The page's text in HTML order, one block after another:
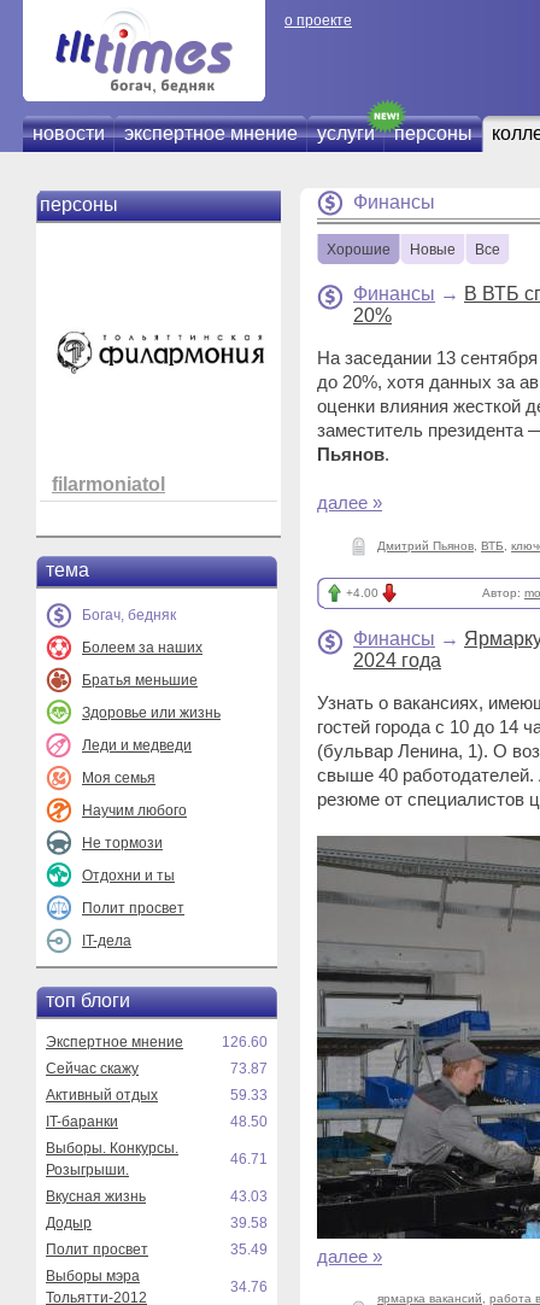
о проекте
новости экспертное мнение услуги персоны
персоны
filarmoniatol
тема
Богач, бедняк
Болеем за наших
Братья меньшие
Здоровье или жизнь
Леди и медведи
Моя семья
Научим любого
Не тормози
Отдохни и ты
Полит просвет
IT-дела
топ блоги
Экспертное мнение
126.60
Сейчас скажу
73.87
Активный отдых
59.33
IT-баранки
48.50
Выборы. Конкурсы.
Розыгрыши.
46.71
Вкусная жизнь
43.03
Додыр
39.58
Полит просвет
35.49
Выборы мэра
Тольятти-2012
34.76
Финансы
Хорошие Новые Все
Финансы → В ВТБ
20%
На заседании 13
до 20%, хотя данных за
оценки влияния жесткой
заместитель
Пьянов.
далее »
Дмитрий Пьянов ВТБ
+4.00 Автор:
Финансы →
2024 года
Узнать о вакансиях,
гостей города с 10 до 14
(бульвар Ленина, 1). О
свыше 40
резюме от специалистов
далее »
ярмарка вакансий
работа